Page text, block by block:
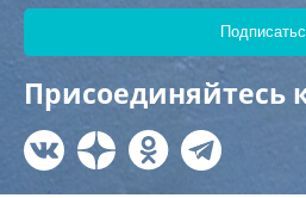
Присоединяйтесь